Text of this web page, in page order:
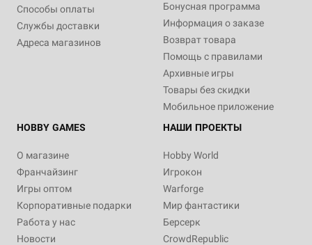
Способы оплаты
Службы доставки
Адреса магазинов
Бонусная программа
Информация о заказе
Возврат товара
Помощь с правилами
Архивные игры
Товары без скидки
Мобильное приложение
HOBBY GAMES
О магазине
Франчайзинг
Игры оптом
Корпоративные подарки
Работа у нас
Новости
НАШИ ПРОЕКТЫ
Hobby World
Игрокон
Warforge
Мир фантастики
Берсерк
CrowdRepublic